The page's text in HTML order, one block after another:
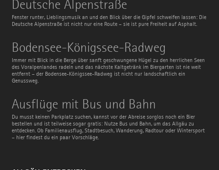
Deutsche Alpenstraße
Fenster runter, Lieblingsmusik an und den Blick über die Gipfel schweifen lassen: Die
Deutsche Alpenstraße ist nicht nur eine Route – sie ist pure Freiheit auf Asphalt.
Alpenstraße
Bodensee-Königssee-Radweg
Immer mit Blick in die Berge über sanft geschwungene Hügel zu den herrlichen Seen
des Voralpenlandes radeln und das nächste Kaltgetränk im Biergarten ist nie weit
entfernt – der Bodensee-Königssee-Radweg ist nicht nur landschaftlich ein
Genussweg.
Bodensee-
Königssee-
Radweg
Ausflüge mit Bus und Bahn
Du musst keinen Parkplatz suchen, kannst vor der Abreise sorglos noch ein Bier
bestellen und ist teilweise sogar gratis: Nutze Bus und Bahn, um das Allgäu zu
entdecken. Ob Familienausflug, Stadtbesuch, Wanderung, Radtour oder Wintersport
– hier findest du ein paar Vorschläge.
Ausflüge
mit
Bus
und
Bahn